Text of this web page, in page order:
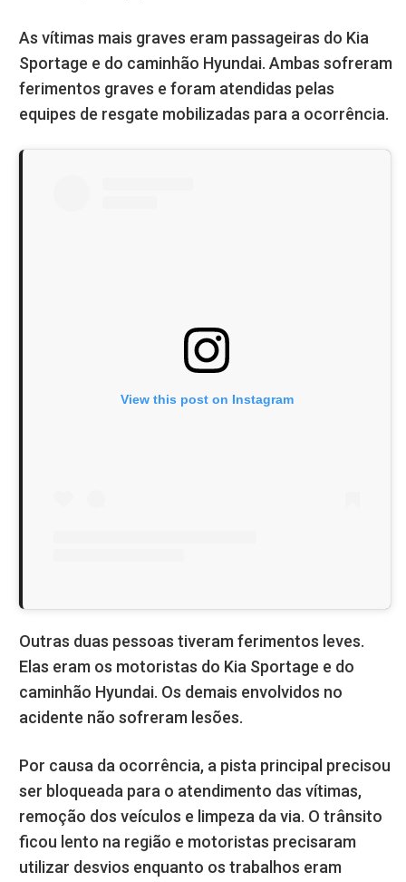
As vítimas mais graves eram passageiras do Kia
Sportage e do caminhão Hyundai. Ambas sofreram
ferimentos graves e foram atendidas pelas
equipes de resgate mobilizadas para a ocorrência.
View this post on Instagram
Outras duas pessoas tiveram ferimentos leves.
Elas eram os motoristas do Kia Sportage e do
caminhão Hyundai. Os demais envolvidos no
acidente não sofreram lesões.
Por causa da ocorrência, a pista principal precisou
ser bloqueada para o atendimento das vítimas,
remoção dos veículos e limpeza da via. O trânsito
ficou lento na região e motoristas precisaram
utilizar desvios enquanto os trabalhos eram